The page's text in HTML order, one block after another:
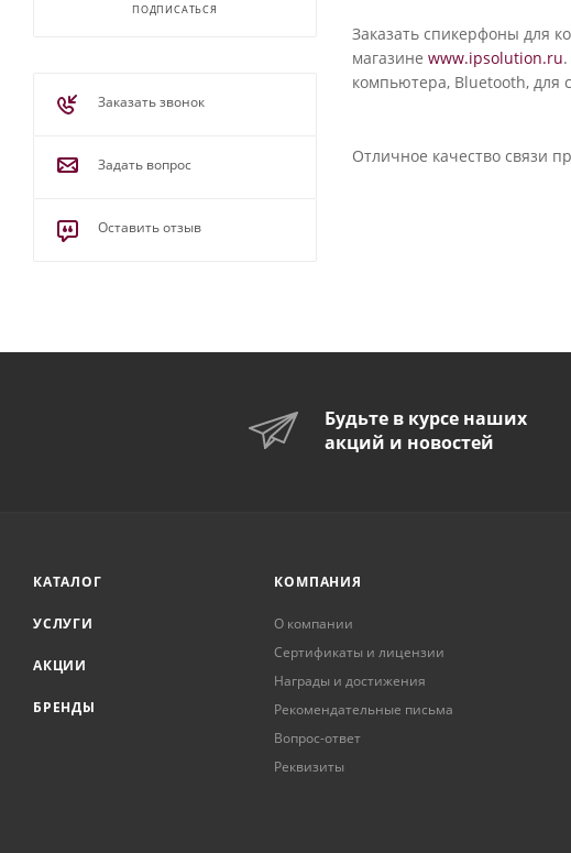
ПОДПИСАТЬСЯ
Заказать звонок
Задать вопрос
Оставить отзыв
Будьте в курсе наших
акций и новостей
КАТАЛОГ
УСЛУГИ
АКЦИИ
БРЕНДЫ
КОМПАНИЯ
О компании
Сертификаты и лицензии
Награды и достижения
Рекомендательные письма
Вопрос-ответ
Реквизиты